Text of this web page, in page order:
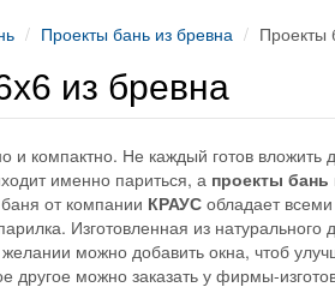
Проекты бань из бревна Проекты
из бревна
и компактно. Не каждый готов
именно париться, а проекты бань
от компании КРАУС обладает
Изготовленная из
можно добавить окна, чтоб
другое можно заказать у фирмы-